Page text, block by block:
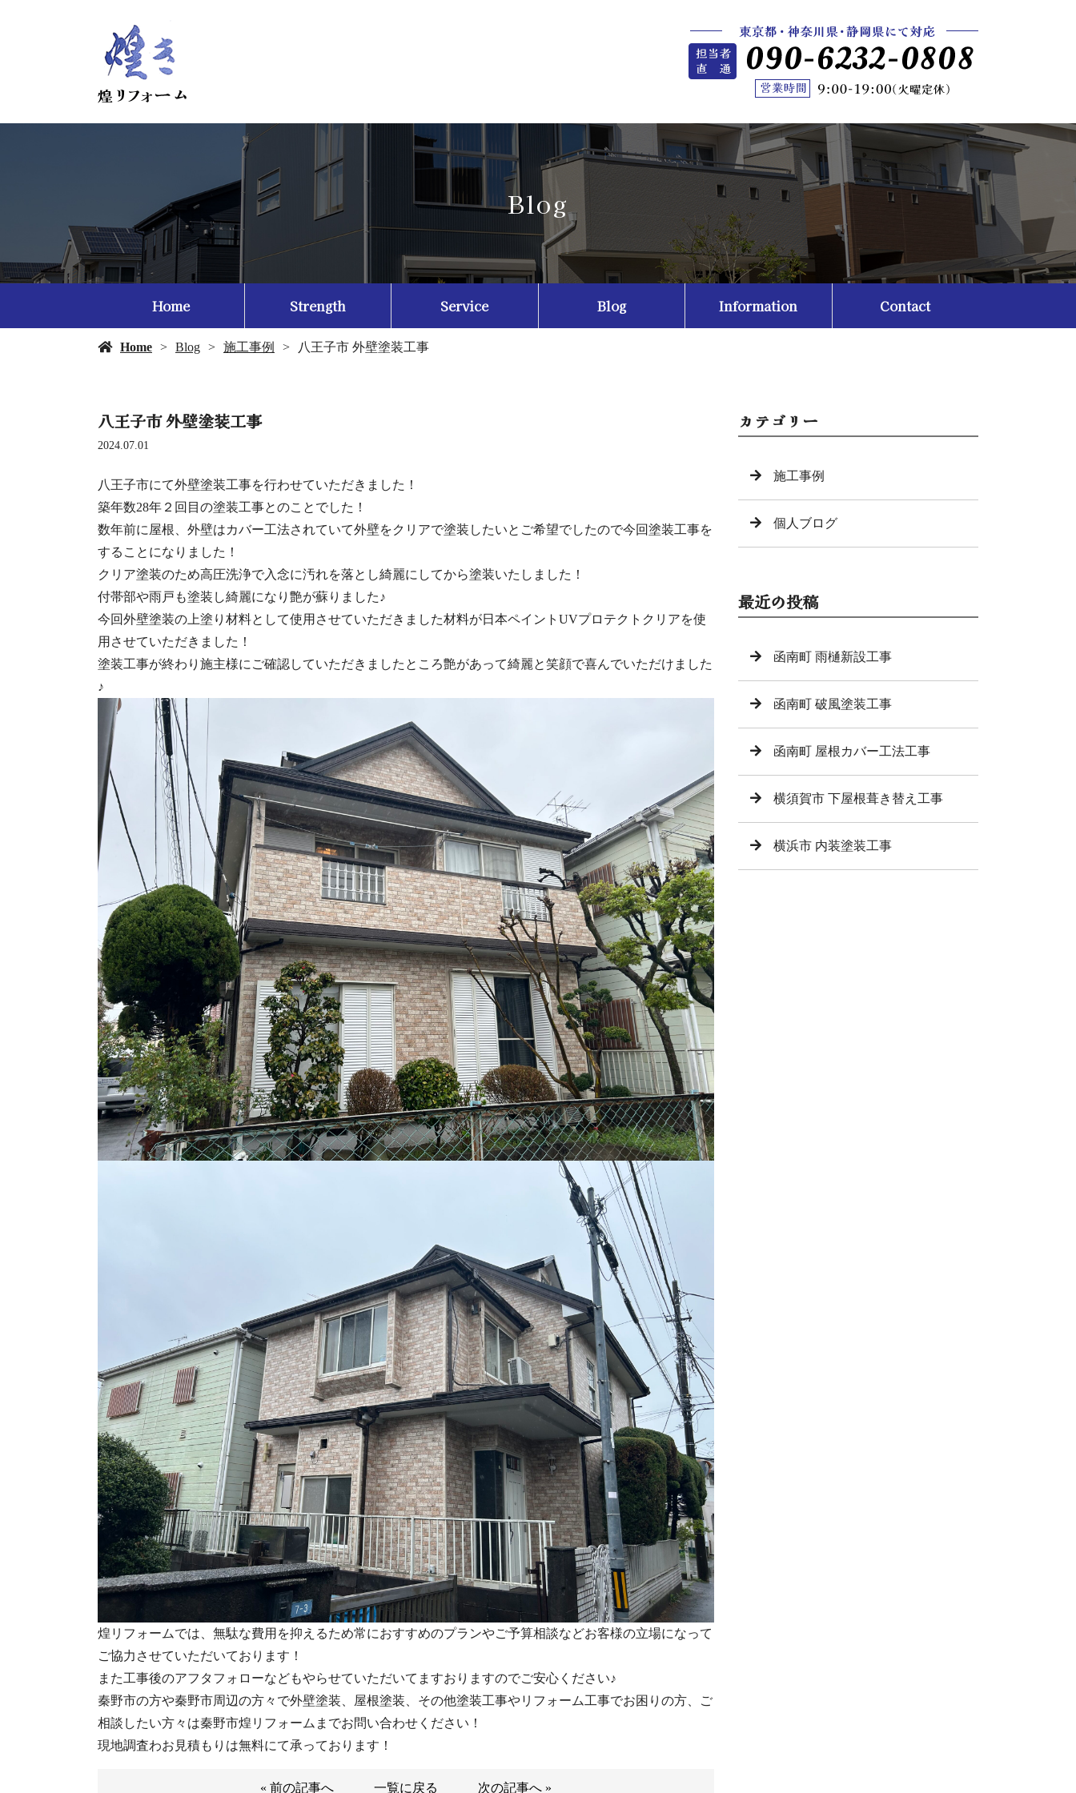
Blog
Home Strength Service Blog Information Contact
Home Blog 施工事例 八王子市 外壁塗装工事
八王子市 外壁塗装工事
2024.07.01
八王子市にて外壁塗装工事を行わせていただきました！
築年数28年２回目の塗装工事とのことでした！
数年前に屋根、外壁はカバー工法されていて外壁をクリアで塗装したいとご希望でしたので今回塗装工事を
することになりました！
クリア塗装のため高圧洗浄で入念に汚れを落とし綺麗にしてから塗装いたしました！
付帯部や雨戸も塗装し綺麗になり艶が蘇りました♪
今回外壁塗装の上塗り材料として使用させていただきました材料が日本ペイントUVプロテクトクリアを使
用させていただきました！
塗装工事が終わり施主様にご確認していただきましたところ艶があって綺麗と笑顔で喜んでいただけました
♪
煌リフォームでは、無駄な費用を抑えるため常におすすめのプランやご予算相談などお客様の立場になって
ご協力させていただいております！
また工事後のアフタフォローなどもやらせていただいてますおりますのでご安心ください♪
秦野市の方や秦野市周辺の方々で外壁塗装、屋根塗装、その他塗装工事やリフォーム工事でお困りの方、ご
相談したい方々は秦野市煌リフォームまでお問い合わせください！
現地調査わお見積もりは無料にて承っております！
« 前の記事へ 一覧に戻る 次の記事へ »
カテゴリー
施工事例
個人ブログ
最近の投稿
函南町 雨樋新設工事
函南町 破風塗装工事
函南町 屋根カバー工法工事
横須賀市 下屋根葺き替え工事
横浜市 内装塗装工事